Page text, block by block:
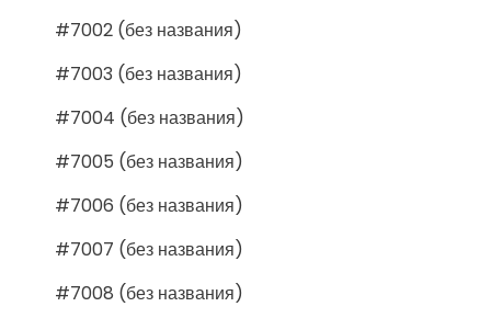
#7002 (без названия)
#7003 (без названия)
#7004 (без названия)
#7005 (без названия)
#7006 (без названия)
#7007 (без названия)
#7008 (без названия)